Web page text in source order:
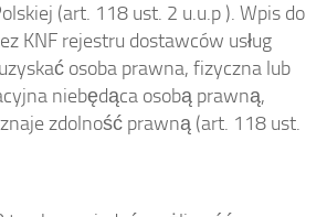
(art. 118 ust. 2 u.u.p ). Wpis do
KNF rejestru dostawców usług
osoba prawna, fizyczna lub
niebędąca osobą prawną,
zdolność prawną (art. 118 ust.